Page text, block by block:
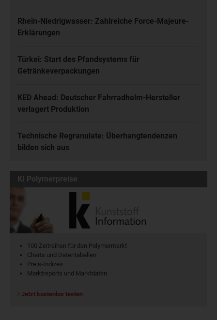
Rhein-Niedrigwasser: Zahlreiche Force-Majeure-
Erklärungen
Türkei: Start des Pfandsystems für
Getränkeverpackungen
KED Ahead: Deutscher Fahrradhelm-Hersteller
verlagert Produktion
Technische Regranulate: Überhangtendenzen
bilden sich aus
KI Polymerpreise
100 Zeitreihen für den Polymermarkt
Charts und Datentabellen
Preis-Indizes
Marktreports und Marktdaten
Jetzt kostenlos testen